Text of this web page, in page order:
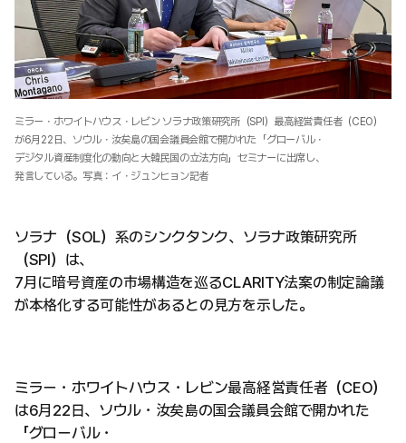
ミラー・ホワイトハウス・レビン ソラナ政策研究所（SPI）最高経営責任者（CEO）
が6月22日、ソウル・汝矣島の国会議員会館で開かれた「グローバル・
デジタル資産制度化の動向と大韓民国の立法方向」セミナーに出席し、
発言している。写真：イ・ジュンヒョン記者
ソラナ（SOL）系のシンクタンク、ソラナ政策研究所
（SPI）は、
7月に暗号資産の市場構造を巡るCLARITY法案の制定論議
が本格化する可能性があるとの見方を示した。
ミラー・ホワイトハウス・レビン最高経営責任者（CEO）
は6月22日、ソウル・汝矣島の国会議員会館で開かれた
「グローバル・